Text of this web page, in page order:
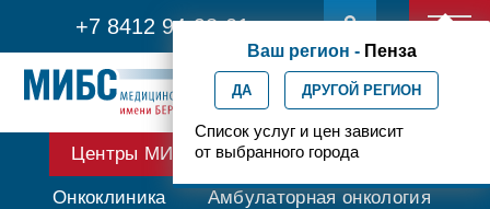
+7 8412 94-98-01
Ваш регион - Пенза
ДА ДРУГОЙ РЕГИОН
Список услуг и цен зависит
от выбранного города
Центры МИБС Протонная терапия
Онкоклиника Амбулаторная онкология